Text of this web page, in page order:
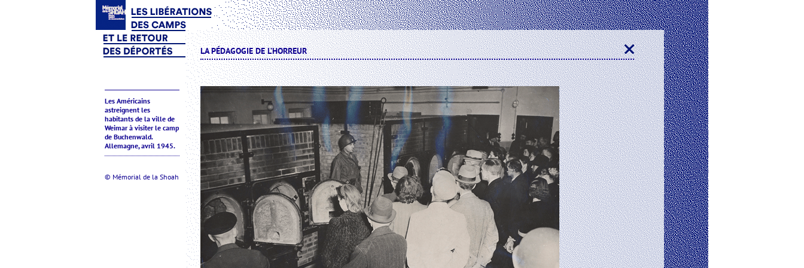
Les Américains
astreignent les
habitants de la ville de
Weimar à visiter le camp
de Buchenwald.
Allemagne, avril 1945.
© Mémorial de la Shoah
LA PÉDAGOGIE DE L’HORREUR